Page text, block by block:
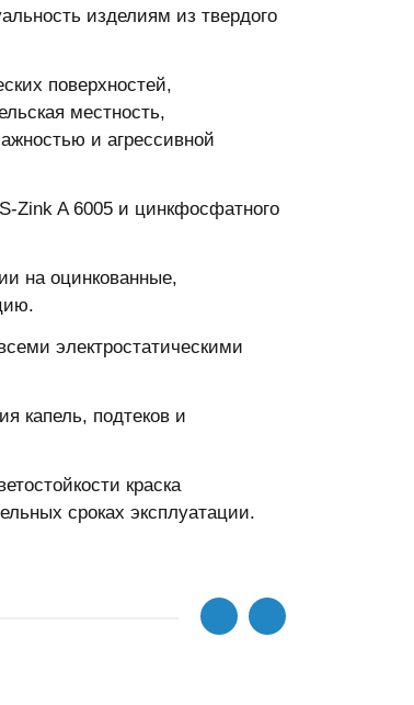
изделиям из твердого
поверхностей,
местность,
и агрессивной
Zink A 6005 и цинкфосфатного
на оцинкованные,
электростатическими
капель, подтеков и
краска
сроках эксплуатации.